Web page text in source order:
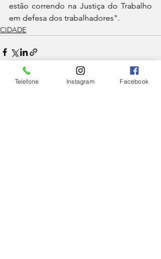
estão correndo na Justiça do Trabalho
em defesa dos trabalhadores".
CIDADE
Telefone Instagram Facebook